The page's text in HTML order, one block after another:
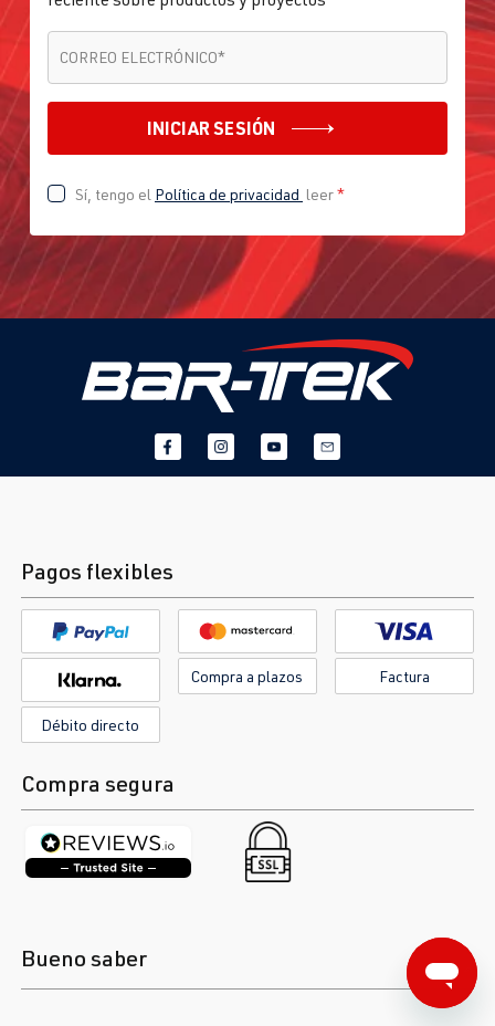
CORREO ELECTRÓNICO*
INICIAR SESIÓN
Sí, tengo el Política de privacidad leer*
Pagos flexibles
Compra a plazos Factura
Débito directo
Compra segura
Bueno saber